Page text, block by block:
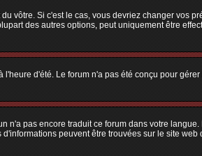
vôtre. Si c'est le cas, vous devriez changer vos
des autres options, peut uniquement être
d'été. Le forum n'a pas été conçu pour
pas encore traduit ce forum dans votre
peuvent être trouvées sur le site